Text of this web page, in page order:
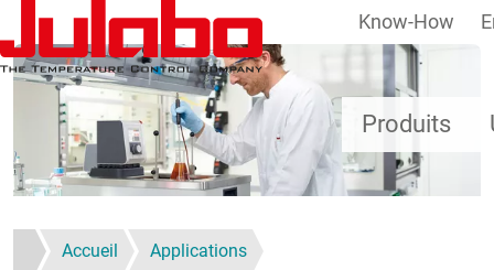
Aller au contenu principal
Produits
Know-How
Accueil Applications